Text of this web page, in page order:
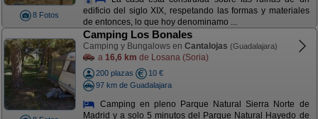
8 Fotos
edificio del siglo XIX, respetando las formas y materiales
de entonces, lo que hoy denominamo ...
Camping Los Bonales
Camping y Bungalows en Cantalojas (Guadalajara)
a 16,6 km de Losana (Soria)
200 plazas
10 €
97 km de Guadalajara
Camping en pleno Parque Natural Sierra Norte de
Madrid y a solo 5 minutos del Parque Natural Hayedo de